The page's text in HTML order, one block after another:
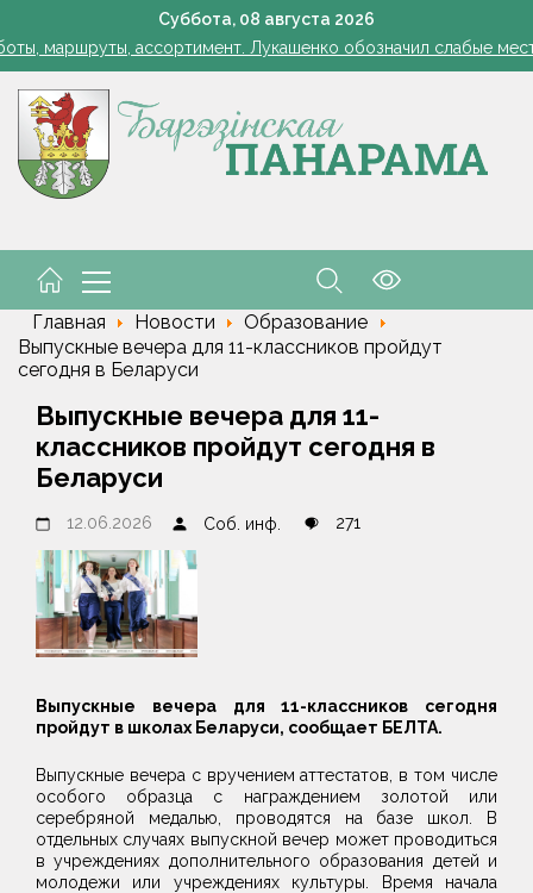
Суббота, 08 августа 2026
Лукашенко: я борюсь не за колхозы или совхозы - я борюсь
маршруты, ассортимент. Лукашенко обозначил слабые
1 стакан в ведро — тля и плодожорка бегут: Августовская
и средний бизнес приглашают к сотрудничеству с
Лукашенко: я борюсь не за колхозы или совхозы - я борюсь
Главная Новости
Образование
Выпускные вечера для 11-классников пройдут
сегодня в Беларуси
Выпускные вечера для 11-
классников пройдут сегодня в
Беларуси
12.06.2026 Соб. инф. 271
Выпускные вечера для 11-классников сегодня
пройдут в школах Беларуси, сообщает БЕЛТА.
Выпускные вечера с вручением аттестатов, в том числе
особого образца с награждением золотой или
серебряной медалью, проводятся на базе школ. В
отдельных случаях выпускной вечер может проводиться
в учреждениях дополнительного образования детей и
молодежи или учреждениях культуры. Время начала